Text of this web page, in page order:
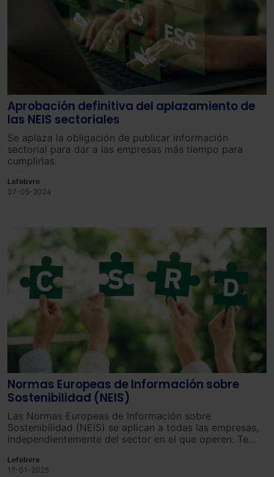
Aprobación definitiva del aplazamiento de
las NEIS sectoriales
Se aplaza la obligación de publicar información
sectorial para dar a las empresas más tiempo para
cumplirlas.
Lefebvre
07-05-2024
Normas Europeas de Información sobre
Sostenibilidad (NEIS)
Las Normas Europeas de Información sobre
Sostenibilidad (NEIS) se aplican a todas las empresas,
independientemente del sector en el que operen. Te
Lefebvre
17-01-2025